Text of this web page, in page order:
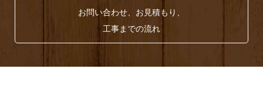
お問い合わせ、お見積もり、
工事までの流れ